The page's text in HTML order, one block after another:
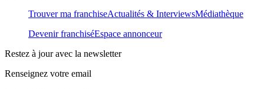
Trouver ma franchiseActualités & InterviewsMédiathèque
Devenir franchiséEspace annonceur
Restez à jour avec la newsletter
Renseignez votre email